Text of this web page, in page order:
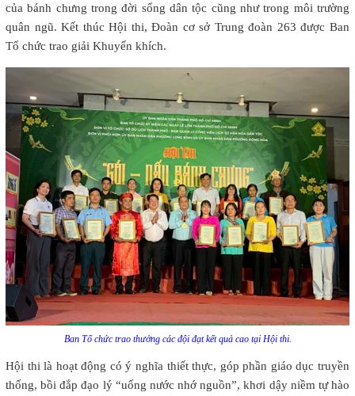
của bánh chưng trong đời sống dân tộc cũng như trong môi trường
quân ngũ. Kết thúc Hội thi, Đoàn cơ sở Trung đoàn 263 được Ban
Tổ chức trao giải Khuyến khích.
Ban Tổ chức trao thưởng các đội đạt kết quả cao tại Hội thi.
Hội thi là hoạt động có ý nghĩa thiết thực, góp phần giáo dục truyền
thống, bồi đắp đạo lý “uống nước nhớ nguồn”, khơi dậy niềm tự hào